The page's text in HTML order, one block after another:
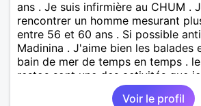
ans . Je suis infirmière au CHUM .
rencontrer un homme mesurant
entre 56 et 60 ans . Si possible
Madinina . J'aime bien les balades
bain de mer de temps en temps .
restos sont une des activités que
les petits voyages .
Voir le profil